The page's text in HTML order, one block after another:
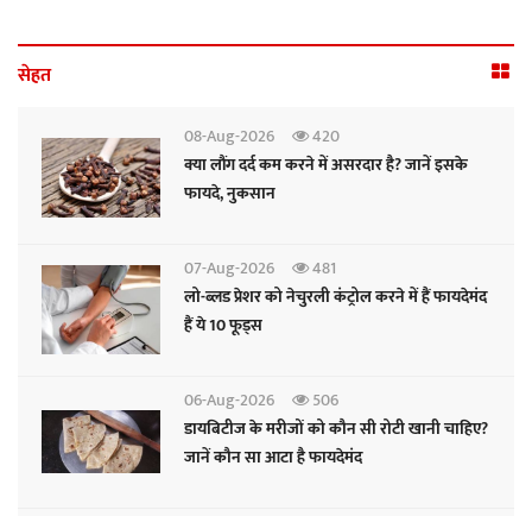
सेहत
08-Aug-2026
420
क्या लौंग दर्द कम करने में असरदार है? जानें इसके
फायदे, नुकसान
07-Aug-2026
481
लो-ब्लड प्रेशर को नेचुरली कंट्रोल करने में हैं फायदेमंद
हैं ये 10 फूड्स
06-Aug-2026
506
डायबिटीज के मरीजों को कौन सी रोटी खानी चाहिए?
जानें कौन सा आटा है फायदेमंद